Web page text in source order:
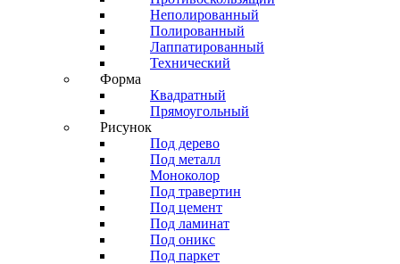
Неполированный
Полированный
Лаппатированный
Технический
Форма
Квадратный
Прямоугольный
Рисунок
Под дерево
Под металл
Моноколор
Под травертин
Под цемент
Под ламинат
Под оникс
Под паркет